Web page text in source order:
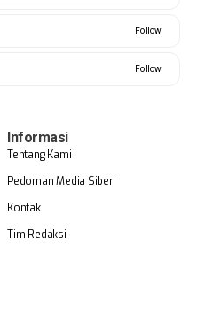
Follow
Follow
Informasi
Tentang Kami
Pedoman Media Siber
Kontak
Tim Redaksi